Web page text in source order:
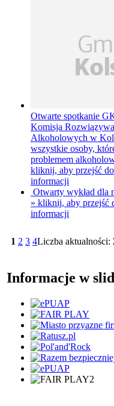
Otwarte spotkanie
Komisja
Alkoholowych w
wszystkie osoby,
problemem
kliknij, aby przejść
informacji
Otwarty wykład dla
» kliknij, aby przejść
informacji
1 2 3 4Liczba aktualności:
Informacje w